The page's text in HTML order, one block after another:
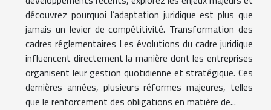
découvrez pourquoi l’adaptation juridique est plus que
jamais un levier de compétitivité. Transformation des
cadres réglementaires Les évolutions du cadre juridique
influencent directement la manière dont les entreprises
organisent leur gestion quotidienne et stratégique. Ces
dernières années, plusieurs réformes majeures, telles
que le renforcement des obligations en matière de...